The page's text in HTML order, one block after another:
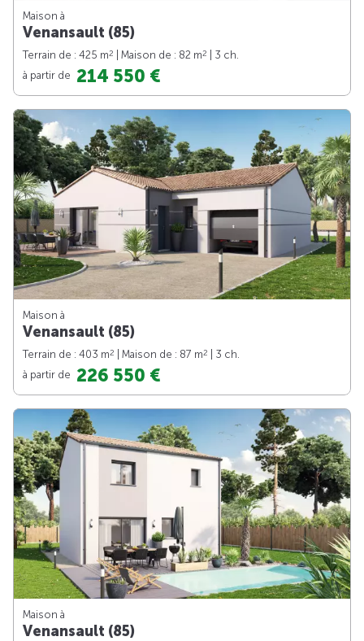
Maison à
Venansault (85)
Terrain de : 425 m2 | Maison de : 82 m2
| 3 ch.
à partir de 214 550 €
Maison à
Venansault (85)
Terrain de : 403 m2 | Maison de : 87 m2
| 3 ch.
à partir de 226 550 €
Maison à
Venansault (85)